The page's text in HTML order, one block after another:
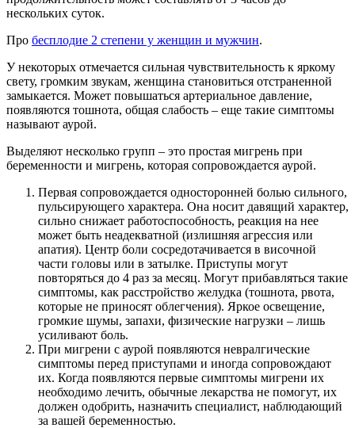
нескольких суток.
Про бесплодие 2 степени у женщин и мужчин.
У некоторых отмечается сильная чувствительность к яркому
свету, громким звукам, женщина становиться отстраненной
замыкается. Может повышаться артериальное давление,
появляются тошнота, общая слабость – еще такие симптомы
называют аурой.
Выделяют несколько групп – это простая мигрень при
беременности и мигрень, которая сопровождается аурой.
Первая сопровождается односторонней болью сильного,
пульсирующего характера. Она носит давящий характер,
сильно снижает работоспособность, реакция на нее
может быть неадекватной (излишняя агрессия или
апатия). Центр боли сосредотачивается в височной
части головы или в затылке. Приступы могут
повторяться до 4 раз за месяц. Могут прибавляться такие
симптомы, как расстройство желудка (тошнота, рвота,
которые не приносят облегчения). Яркое освещение,
громкие шумы, запахи, физические нагрузки – лишь
усиливают боль.
При мигрени с аурой появляются невралгические
симптомы перед приступами и иногда сопровождают
их. Когда появляются первые симптомы мигрени их
необходимо лечить, обычные лекарства не помогут, их
должен одобрить, назначить специалист, наблюдающий
за вашей беременностью.